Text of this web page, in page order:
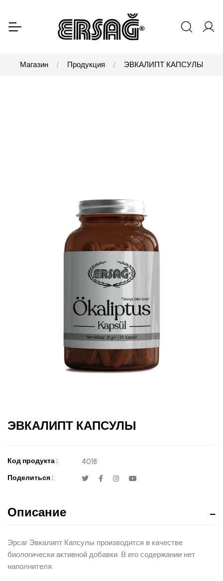
Магазин Продукция ЭВКАЛИПТ КАПСУЛЫ
ЭВКАЛИПТ КАПСУЛЫ
Код продукта : 4018
Поделиться :
Описание
Эрсаг Эвкалипт Капсулы производится в качестве
биологически активной добавки. В его содержании нет
наполнителя.